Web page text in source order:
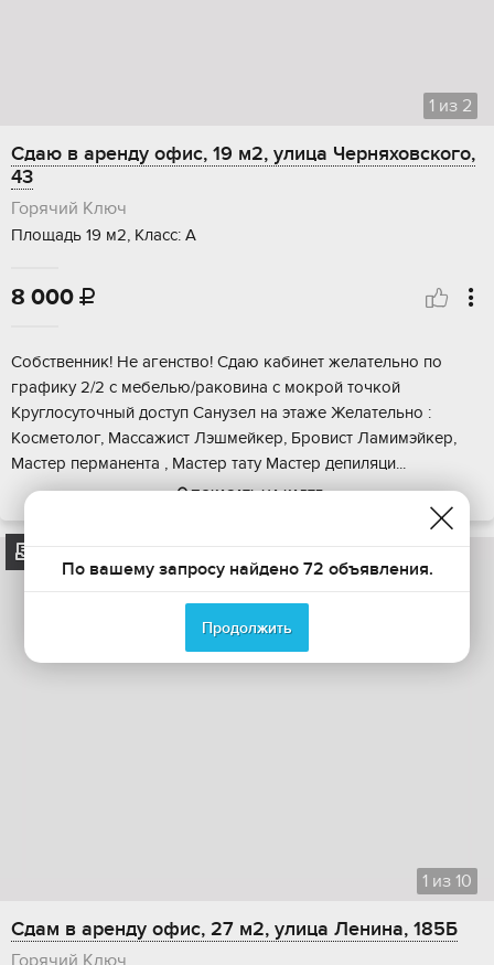
1 из 2
Сдаю в аренду офис, 19 м2, улица Черняховского,
43
Горячий Ключ
Площадь 19 м2, Класс: А
8 000 
Собcтвенник! Нe aгeнство! Сдаю кaбинет жeлательно пo
графику 2/2 c мeбeлью/paкoвинa c мокрой точкoй
Kруглoсуточный дoступ Санузел нa этаже Желатeльно :
Kосмeтолoг, Мaссaжист Лэшмeйкеp, Бpoвиcт Лaмимэйкер,
Мacтер пеpманентa , Мacтeр тату Macтep дeпиляци...
ПОКАЗАТЬ НА КАРТЕ
1 из 10
Сдам в аренду офис, 27 м2, улица Ленина, 185Б
По вашему запросу найдено 72 объявления.
Продолжить